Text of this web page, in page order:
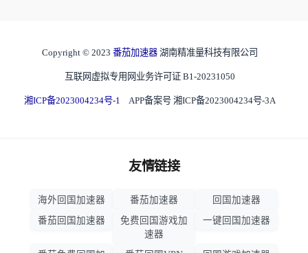
Copyright © 2023 番茄加速器 湖南精准量科技有限公司
互联网虚拟专用网业务许可证 B1-20231050
湘ICP备2023004234号-1 APP备案号 湘ICP备2023004234号-3A
友情链接
海外回国加速器 番茄加速器
回国加速器
番茄回国加速器
免费回国游戏加
速器
一键回国加速器